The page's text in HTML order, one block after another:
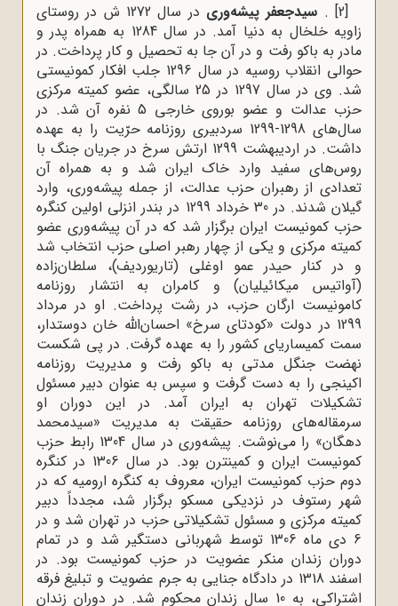
[2]
. سیدجعفر پیشه‌ورى
در سال 1272 ش در روستاى
زاویه خلخال به دنیا آمد. در سال 1284 به همراه پدر و
مادر به باکو رفت و در آن جا به تحصیل و کار پرداخت. در
حوالى انقلاب روسیه در سال 1296 جلب افکار کمونیستی
شد. وى در سال 1297 در 25 سالگى، عضو کمیته مرکزى
حزب عدالت و عضو بوروى خارجى 5 نفره آن شد. در
سال‌هاى 1298-1299 سردبیرى روزنامه حرّیت را به عهده
داشت. در اردیبهشت 1299 ارتش سرخ در جریان جنگ با
روس‌هاى سفید وارد خاک ایران شد و به همراه آن
تعدادى از رهبران حزب عدالت، از جمله پیشه‌ورى، وارد
گیلان شدند. در 30 خرداد 1299 در بندر انزلى اولین کنگره
حزب کمونیست ایران برگزار شد که در آن پیشه‌ورى عضو
کمیته مرکزى و یکى از چهار رهبر اصلى حزب انتخاب شد
و در کنار حیدر عمو اوغلى (تاریوردیف)، سلطان‌زاده
(آواتیس میکائیلیان) و کامران به انتشار روزنامه
کامونیست ارگان حزب، در رشت پرداخت. او در مرداد
1299 در دولت «کودتاى سرخ» احسان‌الله‌ خان دوستدار،
سمت کمیساریاى کشور را به عهده گرفت. در پى شکست
نهضت جنگل مدتى به باکو رفت و مدیریت روزنامه
اکینجى را به دست گرفت و سپس به عنوان دبیر مسئول
تشکیلات تهران به ایران آمد. در این دوران او
سرمقاله‌هاى روزنامه حقیقت به مدیریت «سیدمحمد
دهگان» را مى‌نوشت. پیشه‌ورى در سال 1304 رابط حزب
کمونیست ایران و کمینترن بود. در سال 1306 در کنگره
دوم حزب کمونیست ایران، معروف به کنگره ارومیه که در
شهر رستوف در نزدیکى مسکو برگزار شد، مجدداً دبیر
کمیته مرکزى و مسئول تشکیلاتى حزب در تهران شد و در
6 دى ماه 1306 توسط شهربانى دستگیر شد و در تمام
دوران زندان منکر عضویت در حزب کمونیست بود. در
اسفند 1318 در دادگاه جنایى به جرم عضویت و تبلیغ فرقه
اشتراکى، به 10 سال زندان محکوم شد. در دوران زندان